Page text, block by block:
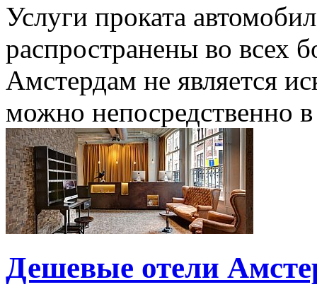
Услуги проката
распространены во всех
Амстердам не является
можно непосредственно
Дешевые отели